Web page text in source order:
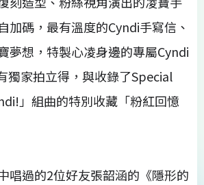
加碼，最有溫度的Cyndi手寫信、
夢想，特製心凌身邊的專屬Cyndi
獨家拍立得，與收錄了Special
」組曲的特別收藏「粉紅回憶
唱過的2位好友張韶涵的《隱形的